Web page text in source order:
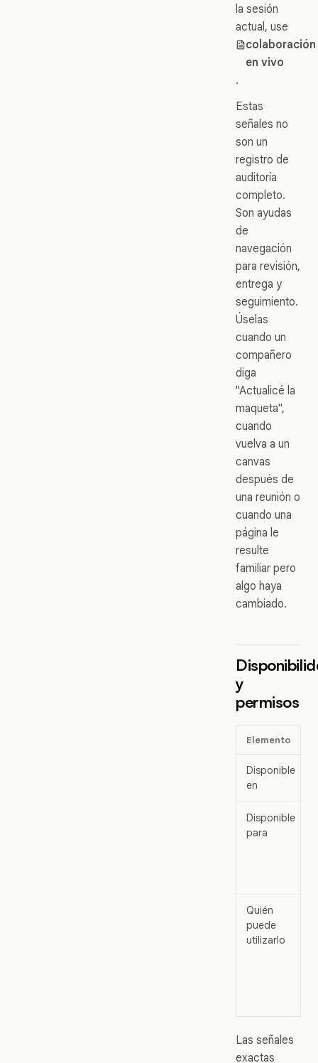
la sesión
actual, use
colaboración
en vivo
.
Estas
señales no
son un
registro de
auditoría
completo.
Son ayudas
de
navegación
para revisión,
entrega y
seguimiento.
Úselas
cuando un
compañero
diga
"Actualicé la
maqueta",
cuando
vuelva a un
canvas
después de
una reunión o
cuando una
página le
resulte
familiar pero
algo haya
cambiado.
y
permisos
Elemento
Disponible
en
Disponible
para
Quién
puede
utilizarlo
Las señales
exactas